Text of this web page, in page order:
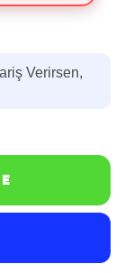
Verirsen,